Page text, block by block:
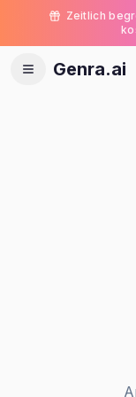
Zeitlich
Genra.ai